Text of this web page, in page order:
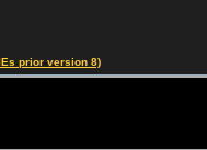
prior version 8)